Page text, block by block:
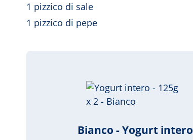
1 pizzico di sale
1 pizzico di pepe
Bianco - Yogurt intero